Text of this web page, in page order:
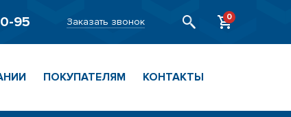
95 Заказать звонок 0
ПОКУПАТЕЛЯМ КОНТАКТЫ